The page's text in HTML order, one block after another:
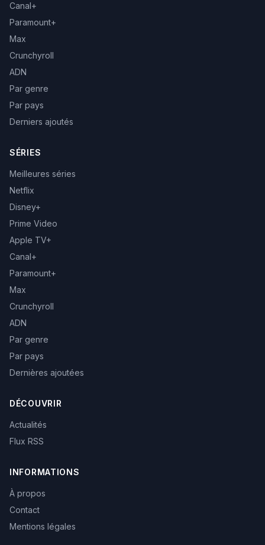
Canal+
Paramount+
Max
Crunchyroll
ADN
Par genre
Par pays
Derniers ajoutés
SÉRIES
Meilleures séries
Netflix
Disney+
Prime Video
Apple TV+
Canal+
Paramount+
Max
Crunchyroll
ADN
Par genre
Par pays
Dernières ajoutées
DÉCOUVRIR
Actualités
Flux RSS
INFORMATIONS
À propos
Contact
Mentions légales